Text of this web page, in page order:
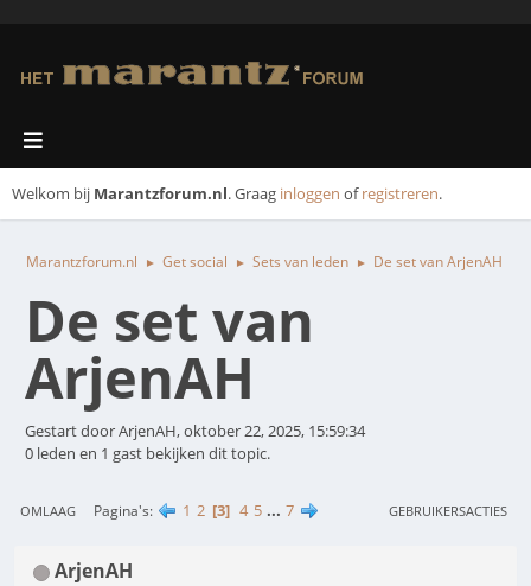
Welkom bij Marantzforum.nl. Graag inloggen ofregistreren.
Marantzforum.nl ► Get social ► Sets van leden ► De set van ArjenAH
De set van
ArjenAH
Gestart door ArjenAH, oktober 22, 2025, 15:59:34
0 leden en 1 gast bekijken dit topic.
OMLAAG Pagina's 1 2 3 4 5 ... 7 GEBRUIKERSACTIES
ArjenAH